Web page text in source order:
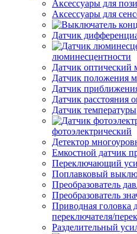
Аксессуары для
Аксессуары для
Датчик
люминесцентности
Датчик оптический
Датчик положения
Датчик
Датчик расстояния
Датчик температуры
фотоэлектрический
Детектор
Емкостной датчик
Переключающий
Поплавковый
Преобразователь
Преобразователь
Приводная головка
переключателя/
Разделительный